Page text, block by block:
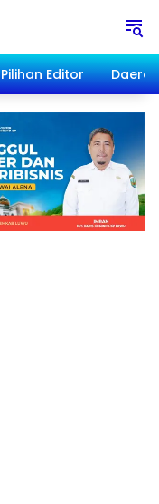
Pilihan Editor Daerah